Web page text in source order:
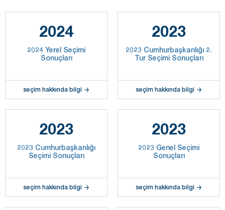
2024
2024 Yerel Seçimi
Sonuçları
seçim hakkında bilgi
2023
2023 Cumhurbaşkanlığı 2.
Tur Seçimi Sonuçları
seçim hakkında bilgi
2023
2023 Cumhurbaşkanlığı
Seçimi Sonuçları
seçim hakkında bilgi
2023
2023 Genel Seçimi
Sonuçları
seçim hakkında bilgi